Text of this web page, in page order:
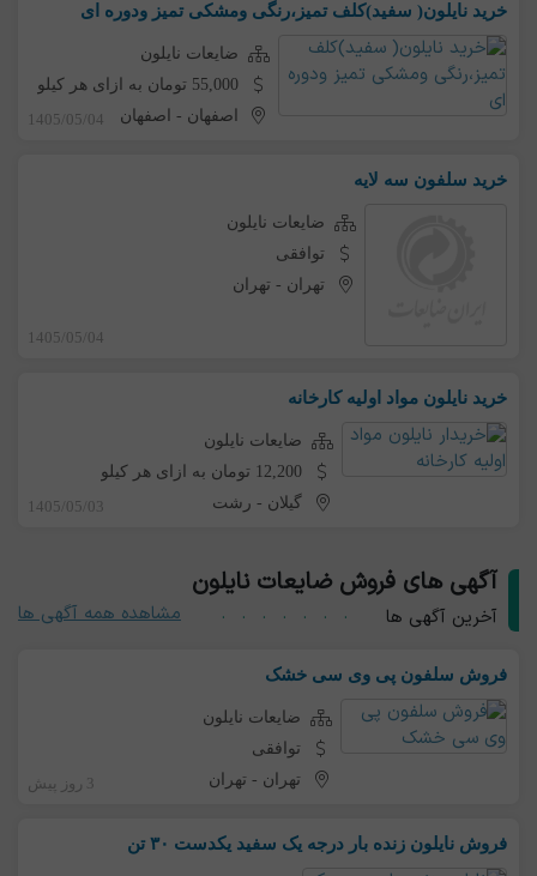
خرید نایلون( سفید)کلف تمیز،رنگی ومشکی تمیز ودوره ای
ضایعات نایلون
55,000 تومان به ازای هر کیلو
اصفهان - اصفهان 1405/05/04
خرید سلفون سه لایه
ضایعات نایلون
توافقی
تهران - تهران
1405/05/04
خرید نایلون مواد اولیه کارخانه
ضایعات نایلون
12,200 تومان به ازای هر کیلو
گیلان - رشت 1405/05/03
آگهی های فروش ضایعات نایلون
آخرین آگهی ها مشاهده همه آگهی ها
فروش سلفون پی وی سی خشک
ضایعات نایلون
توافقی
تهران - تهران 3 روز پیش
فروش نایلون زنده بار درجه یک سفید یکدست ۳۰ تن